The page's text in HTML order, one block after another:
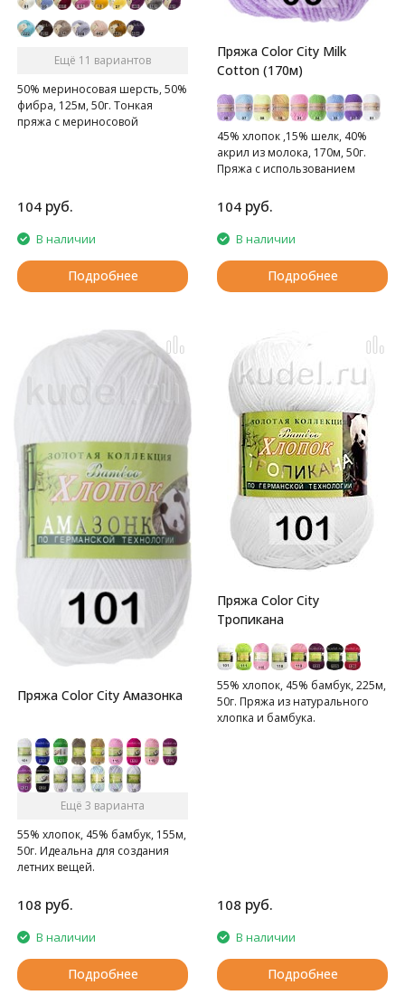
Ещё 11 вариантов
50% мериносовая шерсть, 50%
фибра, 125м, 50г. Тонкая
пряжа с мериносовой
104 руб.
В наличии
Подробнее
Пряжа Color City Milk
Cotton (170м)
45% хлопок ,15% шелк, 40%
акрил из молока, 170м, 50г.
Пряжа с использованием
104 руб.
В наличии
Подробнее
Пряжа Color City Амазонка
Ещё 3 варианта
55% хлопок, 45% бамбук, 155м,
50г. Идеальна для создания
летних вещей.
108 руб.
В наличии
Подробнее
Пряжа Color City
Тропикана
55% хлопок, 45% бамбук, 225м,
50г. Пряжа из натурального
хлопка и бамбука.
108 руб.
В наличии
Подробнее